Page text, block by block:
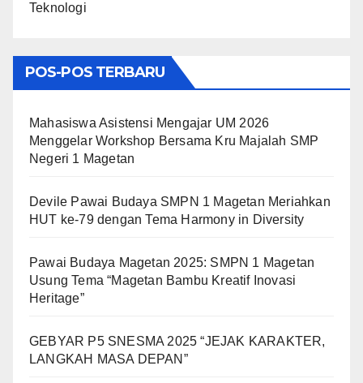
Teknologi
POS-POS TERBARU
Mahasiswa Asistensi Mengajar UM 2026
Menggelar Workshop Bersama Kru Majalah SMP
Negeri 1 Magetan
Devile Pawai Budaya SMPN 1 Magetan Meriahkan
HUT ke-79 dengan Tema Harmony in Diversity
Pawai Budaya Magetan 2025: SMPN 1 Magetan
Usung Tema “Magetan Bambu Kreatif Inovasi
Heritage”
GEBYAR P5 SNESMA 2025 “JEJAK KARAKTER,
LANGKAH MASA DEPAN”